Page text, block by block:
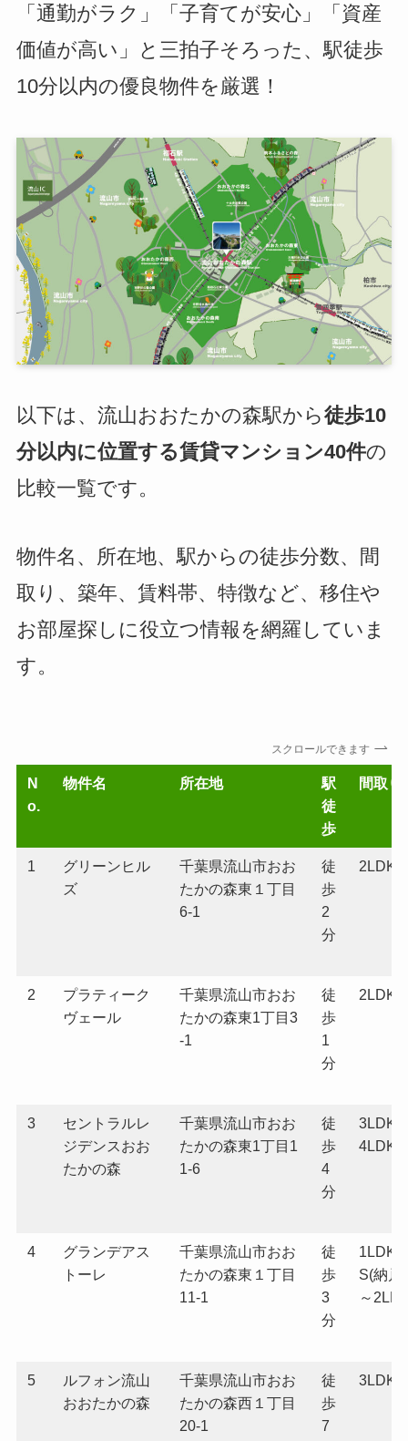
「通勤がラク」「子育てが安心」「資産
価値が高い」と三拍子そろった、駅徒歩
10分以内の優良物件を厳選！
以下は、流山おおたかの森駅から徒歩10
分以内に位置する賃貸マンション40件の
比較一覧です。
物件名、所在地、駅からの徒歩分数、間
取り、築年、賃料帯、特徴など、移住や
お部屋探しに役立つ情報を網羅していま
す。
スクロールできます
N
o.
物件名 所在地
駅
徒
歩
間取り
1
グリーンヒル
ズ
千葉県流山市おお
たかの森東１丁目
6-1
徒
歩
2
分
2LDK
2
プラティーク
ヴェール
千葉県流山市おお
たかの森東1丁目3
-1
徒
歩
1
分
2LDK
3
セントラルレ
ジデンスおお
たかの森
千葉県流山市おお
たかの森東1丁目1
1-6
徒
歩
4
分
3LDK
4LDK
4
グランデアス
トーレ
千葉県流山市おお
たかの森東１丁目
11-1
徒
歩
3
分
1LDK+
S(納戸)
～
5
ルフォン流山
おおたかの森
千葉県流山市おお
たかの森西１丁目
20-1
徒
歩
7
3LDK